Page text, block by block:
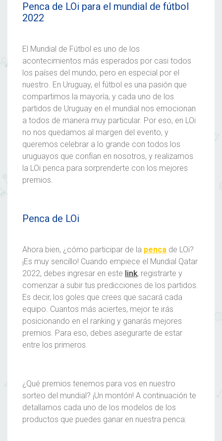
Penca de LOi para el mundial de fútbol
2022
El Mundial de Fútbol es uno de los
acontecimientos más esperados por casi todos
los países del mundo, pero en especial por el
nuestro. En Uruguay, el fútbol es una pasión que
compartimos la mayoría, y cada uno de los
partidos de Uruguay en el mundial nos emocionan
a todos de manera muy particular. Por eso, en LOi
no nos quedamos al margen del evento, y
queremos celebrar a lo grande con todos los
uruguayos que confían en nosotros, y realizamos
la LOi penca para sorprenderte con los mejores
premios.
Penca de LOi
Ahora bien, ¿cómo participar de la penca de LOi?
¡Es muy sencillo! Cuando empiece el Mundial Qatar
2022, debes ingresar en este link, registrarte y
comenzar a subir tus predicciones de los partidos.
Es decir, los goles que crees que sacará cada
equipo. Cuantos más aciertes, mejor te irás
posicionando en el ranking y ganarás mejores
premios. Para eso, debes asegurarte de estar
entre los primeros.
¿Qué premios tenemos para vos en nuestro
sorteo del mundial? ¡Un montón! A continuación te
detallamos cada uno de los modelos de los
productos que puedes ganar en nuestra penca: